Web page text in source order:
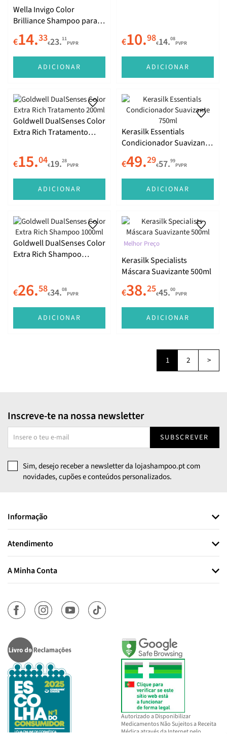
Wella Invigo Color
Brilliance Shampoo para
Cabelo Grosso 300ml
€14.33€23.11
PVPR
ADICIONAR
€10.98€14.08
PVPR
ADICIONAR
Goldwell DualSenses Color
Extra Rich Tratamento
€15.04€19.28
PVPR
ADICIONAR
Kerasilk Essentials
Condicionador Suavizante
750ml
€49.29€57.99
PVPR
ADICIONAR
Goldwell DualSenses Color
Extra Rich Shampoo
€26.58€34.08
PVPR
ADICIONAR
Melhor Preço
Kerasilk Specialists
Máscara Suavizante 500ml
€38.25€45.00
PVPR
ADICIONAR
1 2 >
Inscreve-te na nossa newsletter
SUBSCREVER
Sim, desejo receber a newsletter da lojashampoo.pt com
novidades, cupões e conteúdos personalizados.
Informação
Atendimento
A Minha Conta
Autorizado a Disponibilizar
Medicamentos Não Sujeitos a Receita
Médica através da Internet pelo